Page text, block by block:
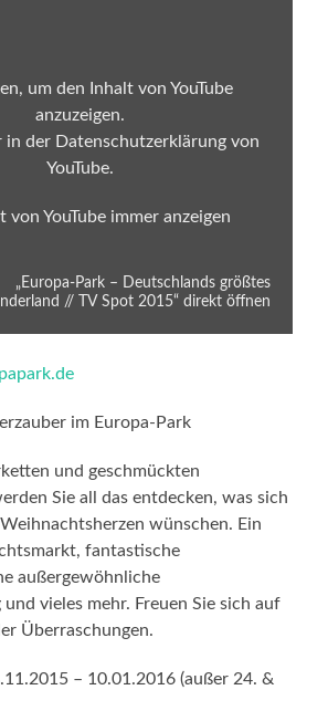
um den Inhalt von YouTube
anzuzeigen.
in der Datenschutzerklärung von
YouTube.
von YouTube immer anzeigen
„Europa-Park – Deutschlands größtes
// TV Spot 2015“ direkt öffnen
im Europa-Park
und geschmückten
Sie all das entdecken, was sich
wünschen. Ein
fantastische
außergewöhnliche
vieles mehr. Freuen Sie sich auf
Überraschungen.
– 10.01.2016 (außer 24. &